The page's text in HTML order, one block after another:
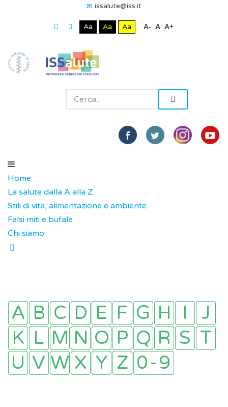
issalute@iss.it
Aa Aa Aa A- A A+
Home
La salute dalla A alla Z
Stili di vita, alimentazione e ambiente
Falsi miti e bufale
Chi siamo